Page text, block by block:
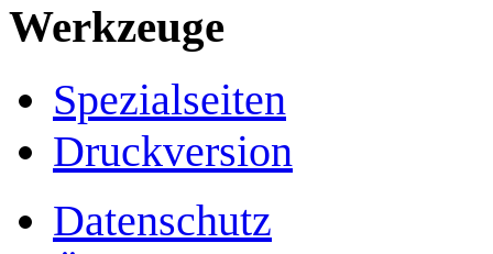
Werkzeuge
Spezialseiten
Druckversion
Datenschutz